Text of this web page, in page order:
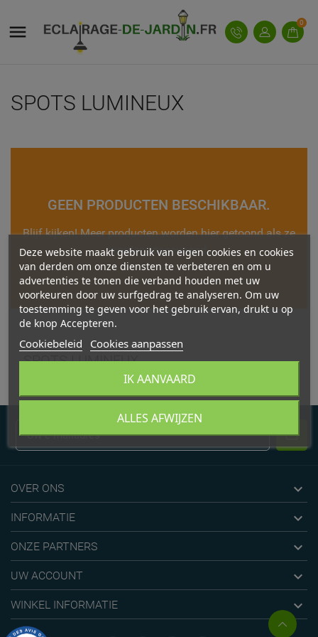
 0
SPOTS LUMINEUX
SPOTS LUMINEUX
GEEN PRODUCTEN BESCHIKBAAR.
Blijf kijken! Meer producten worden hier getoond als ze
worden toegevoegd.
OVER ONS 
INFORMATIE 
ONZE PARTNERS 
UW ACCOUNT 
WINKEL INFORMATIE 
MY WISHLISTS
((MODALTITLE))
((confirmMessage))
((cancelText)) ((modalDeleteText))
((TITLE))
INLOGGEN
U moet ingelogd zijn om producten in uw verlanglijst
Deze website maakt gebruik van eigen cookies en cookies
van derden om onze diensten te verbeteren en om u
advertenties te tonen die verband houden met uw
voorkeuren door uw surfgedrag te analyseren. Om uw
toestemming te geven voor het gebruik ervan, drukt u op
de knop Accepteren.
Cookiebeleid Cookies aanpassen
ALLES AFWIJZEN
IK AANVAARD